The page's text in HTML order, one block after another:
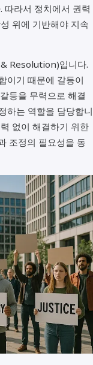
따라서 정치에서 권력
위에 기반해야 지속
Resolution)입니다.
이기 때문에 갈등이
등을 무력으로 해결
하는 역할을 담당합니
없이 해결하기 위한
조정의 필요성을 동